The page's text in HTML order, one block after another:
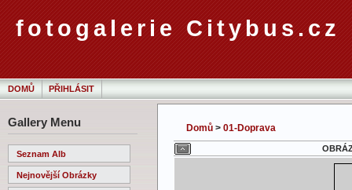
fotogalerie Citybus.cz
DOMŮ PŘIHLÁSIT
Gallery Menu
Seznam Alb
Nejnovější Obrázky
Domů > 01-Doprava